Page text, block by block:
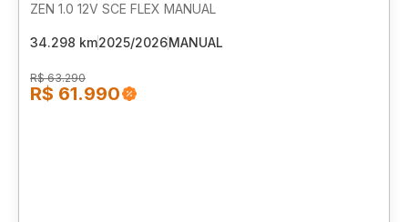
ZEN 1.0 12V SCE FLEX MANUAL
34.298 km2025/2026MANUAL
R$ 63.290
R$ 61.990